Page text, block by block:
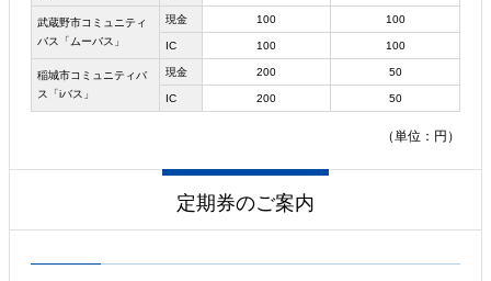
武蔵野市コミュニティ
バス「ムーバス」
現金 100 100
IC 100 100
稲城市コミュニティバ
ス「iバス」
現金 200 50
IC 200 50
（単位：円）
定期券のご案内